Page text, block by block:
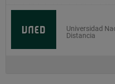
Universidad
Distancia